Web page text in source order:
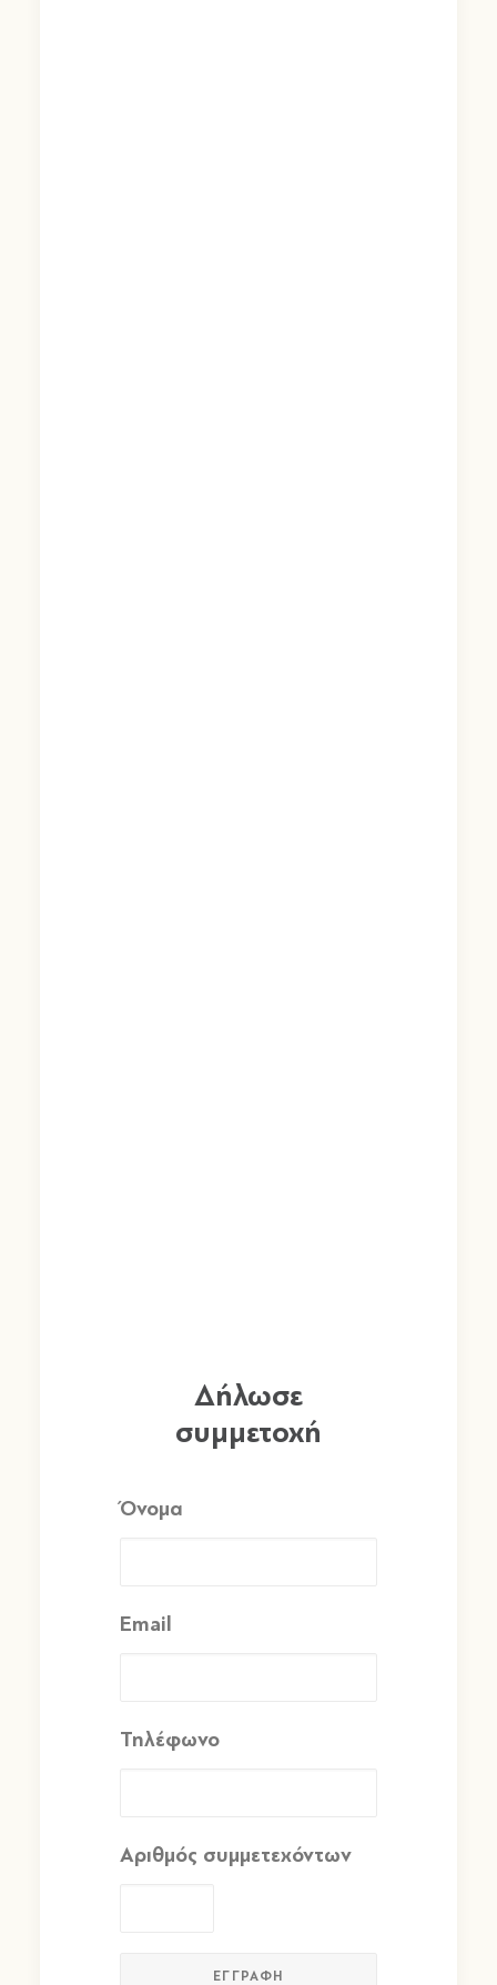
Δήλωσε
συμμετοχή
Όνομα
Email
Τηλέφωνο
Αριθμός συμμετεχόντων